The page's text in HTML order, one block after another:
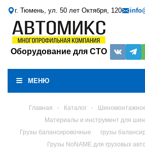
г. Тюмень, ул. 50 лет Октября, 120
Оборудование для СТО
МЕНЮ
Главная - Каталог -
Материалы и инструмент для
Грузы балансировочные
грузы
Грузы NoNAME для грузовых